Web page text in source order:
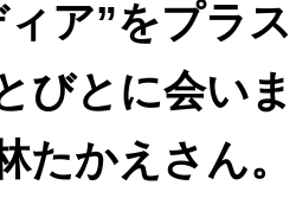
ア”をプラ
びとに会い
たかえさん。